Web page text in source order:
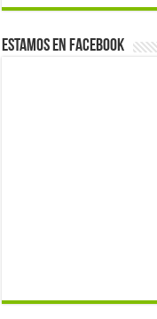
Estamos en Facebook